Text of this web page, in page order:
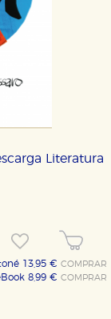
Literatura
13,95 €COMPRAR
8,99 €COMPRAR